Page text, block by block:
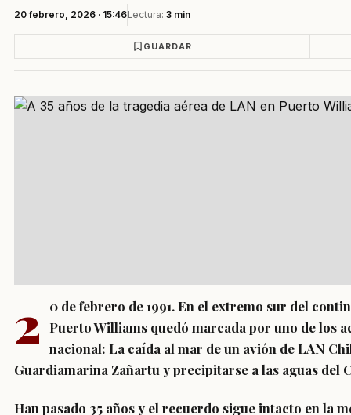
20 febrero, 2026 · 15:46Lectura: 3 min
GUARDAR
2
0 de febrero de 1991. En el extremo sur del
Puerto Williams quedó marcada por uno de los
nacional: La caída al mar de un avión de LAN
Guardiamarina Zañartu y precipitarse a las aguas del
Han pasado 35 años y el recuerdo sigue intacto en la